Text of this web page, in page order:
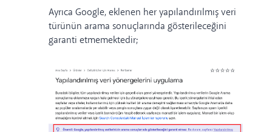
Ayrıca Google, eklenen her yapılandırılmış veri
türünün arama sonuçlarında gösterileceğini
garanti etmemektedir;